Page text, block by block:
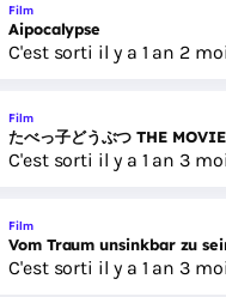
Film
Aipocalypse
C'est sorti il y a 1 an 2
Film
たべっ子どうぶつ THE MOVIE
C'est sorti il y a 1 an 3
Film
Vom Traum unsinkbar zu
C'est sorti il y a 1 an 3